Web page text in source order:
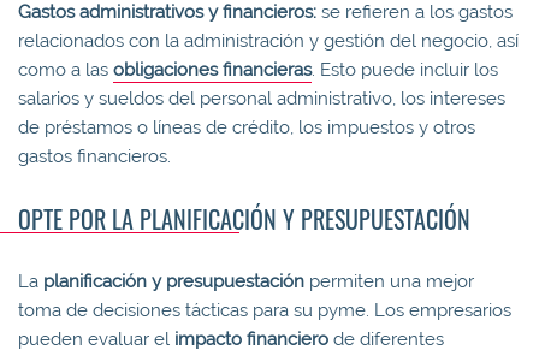
Gastos administrativos y financieros: se refieren a los gastos
relacionados con la administración y gestión del negocio, así
como a las obligaciones financieras. Esto puede incluir los
salarios y sueldos del personal administrativo, los intereses
de préstamos o líneas de crédito, los impuestos y otros
gastos financieros.
OPTE POR LA PLANIFICACIÓN Y PRESUPUESTACIÓN
La planificación y presupuestación permiten una mejor
toma de decisiones tácticas para su pyme. Los empresarios
pueden evaluar el impacto financiero de diferentes